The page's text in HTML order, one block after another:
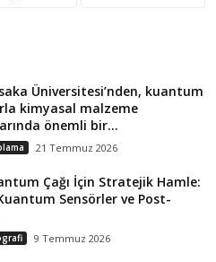
Üniversitesi’nden, kuantum
kimyasal malzeme
önemli bir...
21 Temmuz 2026
Çağı İçin Stratejik Hamle:
Sensörler ve Post-
9 Temmuz 2026